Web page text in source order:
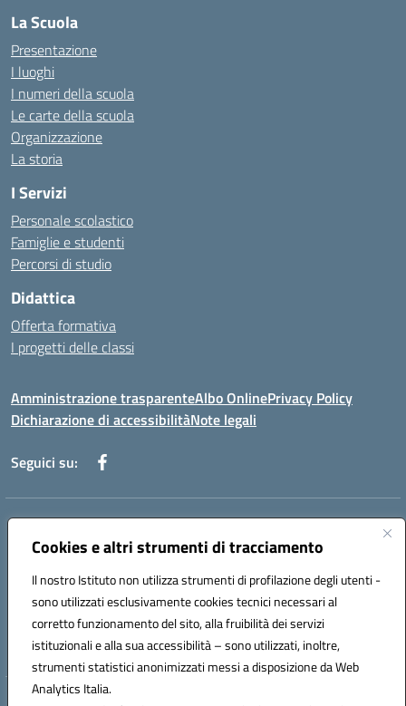
Cookies e altri strumenti di tracciamento
Il nostro Istituto non utilizza strumenti di profilazione degli utenti -
sono utilizzati esclusivamente cookies tecnici necessari al
corretto funzionamento del sito, alla fruibilità dei servizi
istituzionali e alla sua accessibilità – sono utilizzati, inoltre,
strumenti statistici anonimizzati messi a disposizione da Web
Analytics Italia.
La Scuola
Presentazione
I luoghi
I numeri della scuola
Le carte della scuola
Organizzazione
La storia
I Servizi
Personale scolastico
Famiglie e studenti
Percorsi di studio
Didattica
Offerta formativa
I progetti delle classi
Amministrazione trasparenteAlbo OnlinePrivacy Policy
Dichiarazione di accessibilitàNote legali
Seguici su:
Indirizzo:
Centralino:+39 0965 78 12 60 Email:rcic841003@istruzione.it
Codice fiscale: 92034530805
Codice meccanografico:
rcic841003
Codice Indice delle Pubbliche Amministrazioni (IPA): istsc_rcic841003